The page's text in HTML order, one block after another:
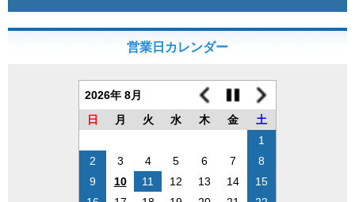
営業日カレンダー
2026年 8月
日
月 火 水 木 金
土
1
2
3 4 5 6 7
8
9
10 11 12 13 14
15